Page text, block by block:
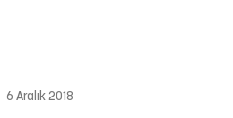
6 Aralık 2018